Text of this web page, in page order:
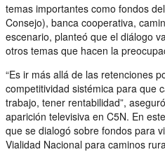
temas importantes como fondos
Consejo), banca cooperativa,
escenario, planteó que el diálogo
otros temas que hacen la
“Es ir más allá de las retenciones
competitividad sistémica para que
trabajo, tener rentabilidad”,
aparición televisiva en C5N. En
que se dialogó sobre fondos para
Vialidad Nacional para caminos